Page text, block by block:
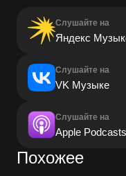
Слушайте на
Яндекс
Слушайте на
VK Музыке
Слушайте на
Apple Podcasts
Похожее